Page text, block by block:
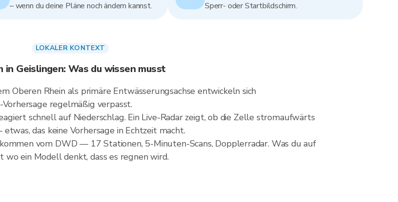
– wenn du deine Pläne noch ändern kannst.
Sperr- oder Startbildschirm.
LOKALER KONTEXT
in Geislingen: Was du wissen musst
Oberen Rhein als primäre Entwässerungsachse entwickeln sich
regelmäßig verpasst.
schnell auf Niederschlag. Ein Live-Radar zeigt, ob die Zelle stromaufwärts
das keine Vorhersage in Echtzeit macht.
vom DWD — 17 Stationen, 5-Minuten-Scans, Dopplerradar. Was du auf
ein Modell denkt, dass es regnen wird.